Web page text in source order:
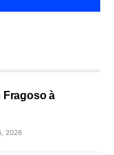
Fragoso à
2026